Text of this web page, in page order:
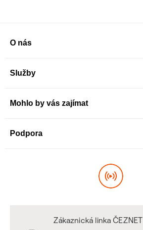
O nás
Služby
Mohlo by vás zajímat
Podpora
Zákaznická linka ČEZNET